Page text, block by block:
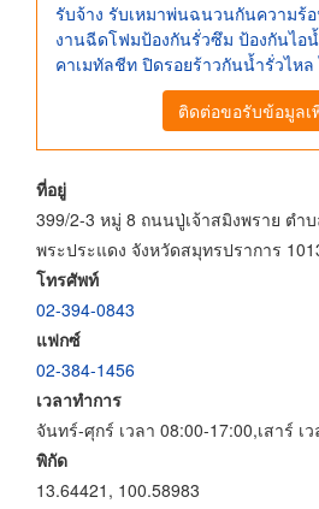
รับจ้าง รับเหมาพ่นฉนวนกันความร้อ
งานฉีดโฟมป้องกันรั่วซึม ป้องกันไอ
คาเมทัลชีท ปิดรอยร้าวกันน้ำรั่วไหล
ติดต่อขอรับข้อมูลเ
ที่อยู่
399/2-3 หมู่ 8 ถนนปู่เจ้าสมิงพราย ตำ
พระประแดง จังหวัดสมุทรปราการ
โทรศัพท์
02-394-0843
แฟกซ์
02-384-1456
เวลาทำการ
จันทร์-ศุกร์ เวลา 08:00-17:00,เสาร์ เ
พิกัด
13.64421, 100.58983